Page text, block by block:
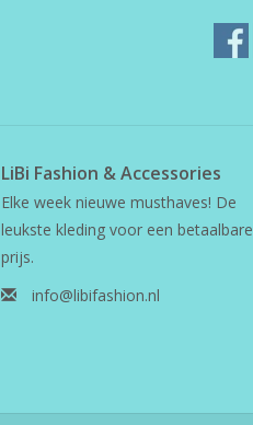
LiBi Fashion & Accessories
Elke week nieuwe musthaves! De
leukste kleding voor een betaalbare
prijs.
info@libifashion.nl